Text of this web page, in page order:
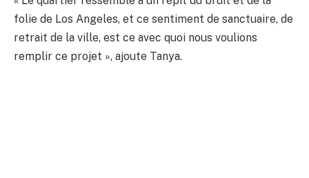
folie de Los Angeles, et ce sentiment de sanctuaire, de
retrait de la ville, est ce avec quoi nous voulions
remplir ce projet », ajoute Tanya.